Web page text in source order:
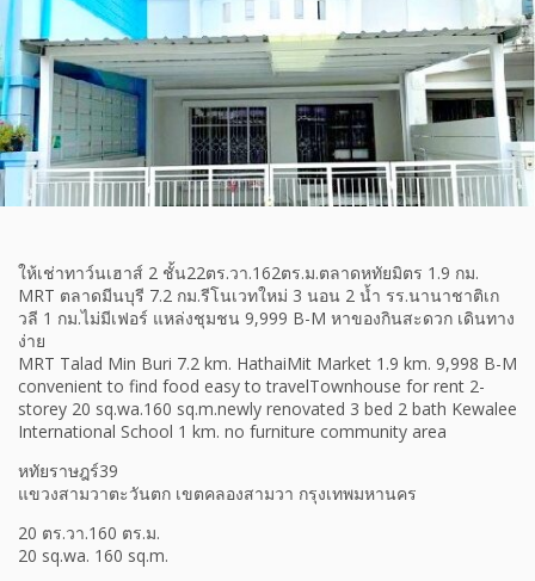
ให้เช่าทาว์นเฮาส์ 2 ชั้น22ตร.วา.162ตร.ม.ตลาดหทัยมิตร 1.9 กม.
MRT ตลาดมีนบุรี 7.2 กม.รีโนเวทใหม่ 3 นอน 2 น้ำ รร.นานาชาติเก
วลี 1 กม.ไม่มีเฟอร์ แหล่งชุมชน 9,999 B-M หาของกินสะดวก เดินทาง
ง่าย
MRT Talad Min Buri 7.2 km. HathaiMit Market 1.9 km. 9,998 B-M
convenient to find food easy to travelTownhouse for rent 2-
storey 20 sq.wa.160 sq.m.newly renovated 3 bed 2 bath Kewalee
International School 1 km. no furniture community area
หทัยราษฎร์39
แขวงสามวาตะวันตก เขตคลองสามวา กรุงเทพมหานคร
20 ตร.วา.160 ตร.ม.
20 sq.wa. 160 sq.m.